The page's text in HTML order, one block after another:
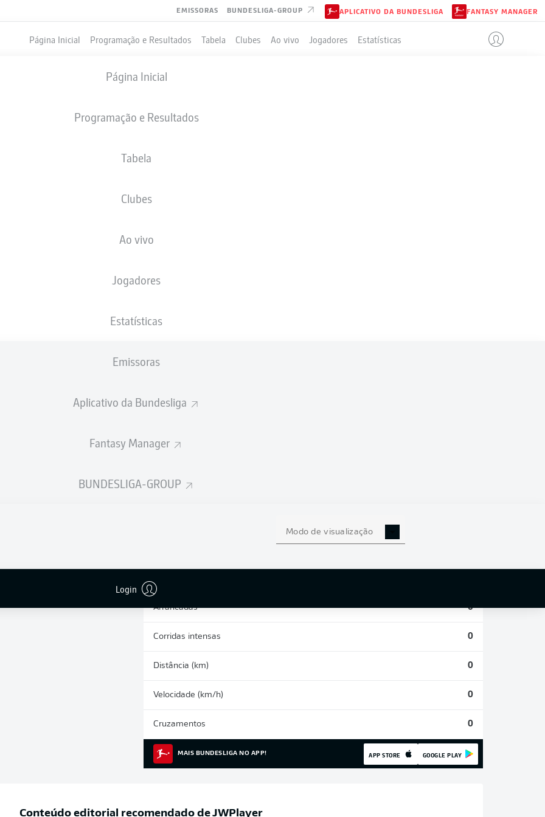
EMISSORAS BUNDESLIGA-GROUP APLICATIVO DA BUNDESLIGA FANTASY MANAGER
Página Inicial Programação e Resultados Tabela Clubes Ao vivo Jogadores Estatísticas
Página Inicial
Programação e Resultados
Tabela
Clubes
Ao vivo
Jogadores
Estatísticas
Emissoras
Aplicativo da Bundesliga
Fantasy Manager
BUNDESLIGA-GROUP
Modo de visualização
Login
24.05.2005
DA TEMPORADA 2026/2027
Arrancadas 0
Corridas intensas 0
Distância (km) 0
Velocidade (km/h) 0
Cruzamentos 0
MAIS BUNDESLIGA NO APP! APP STORE GOOGLE PLAY
Conteúdo editorial recomendado deJWPlayer